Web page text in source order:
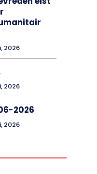
2026
2026
2026
2026